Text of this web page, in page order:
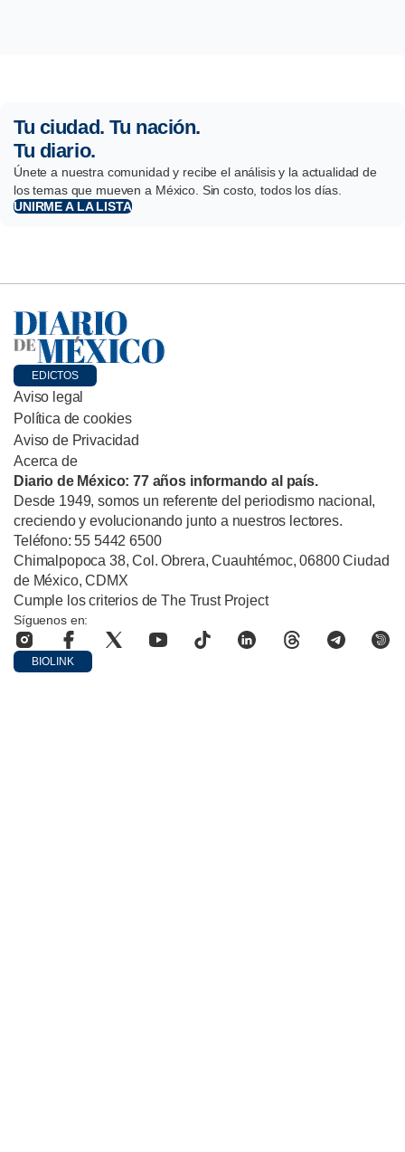
Tu ciudad. Tu nación.
Tu diario.
Únete a nuestra comunidad y recibe el análisis y la actualidad de
los temas que mueven a México. Sin costo, todos los días.
UNIRME A LA LISTA
EDICTOS
Aviso legal
Política de cookies
Aviso de Privacidad
Acerca de
Diario de México: 77 años informando al país.
Desde 1949, somos un referente del periodismo nacional,
creciendo y evolucionando junto a nuestros lectores.
Teléfono: 55 5442 6500
Chimalpopoca 38, Col. Obrera, Cuauhtémoc, 06800 Ciudad
de México, CDMX
Cumple los criterios de The Trust Project
Síguenos en:
BIOLINK